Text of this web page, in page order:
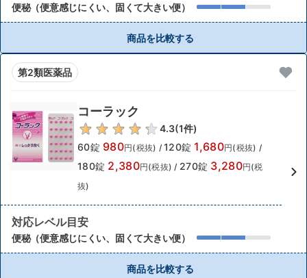
便秘（便意感じにくい、固くて大きい便）
商品を比較する
第2類医薬品
コーラック
4.3(1件)
60錠 980円(税抜) / 120錠 1,680円(税抜) /
180錠 2,380円(税抜) / 270錠 3,280円(税
抜)
対応レベル目安
便秘（便意感じにくい、固くて大きい便）
商品を比較する